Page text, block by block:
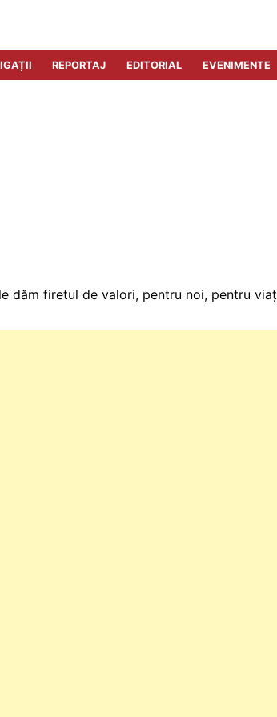
REPORTAJ EDITORIAL EVENIMENTE
dăm firetul de valori, pentru noi, pentru